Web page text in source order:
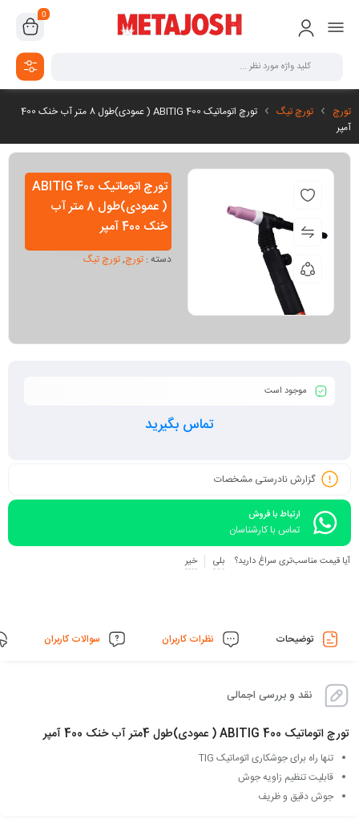
0
تورچ تورچ تیگ
تورچ اتوماتیک ABITIG 400 ( عمودی)طول 8 متر آب خنک 400
آمپر
تورچ اتوماتیک ABITIG 400
( عمودی)طول 8 متر آب
خنک 400 آمپر
دسته : تورچ,تورچ تیگ
موجود است
تماس بگیرید
گزارش نادرستی مشخصات
ارتباط با فروش
تماس با کارشناسان
آیا قیمت مناسب‌تری سراغ دارید؟ بلی خیر
توضیحات نظرات کاربران سوالات کاربران
نقد و بررسی اجمالی
تورچ اتوماتیک ABITIG 400 ( عمودی)طول 4متر آب خنک 400 آمپر
تنها راه برای جوشکاری اتوماتیک TIG
قابلیت تنظیم زاویه جوش
جوش دقیق و ظریف